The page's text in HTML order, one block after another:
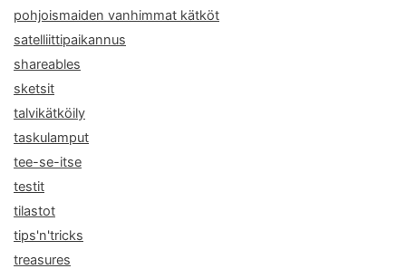
pohjoismaiden vanhimmat kätköt
satelliittipaikannus
shareables
sketsit
talvikätköily
taskulamput
tee-se-itse
testit
tilastot
tips'n'tricks
treasures